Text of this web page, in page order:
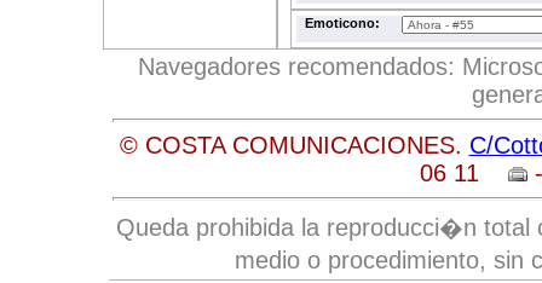
Emoticono:
Navegadores recomendados:
© COSTA COMUNICACIONES. C/
06 11
-
Queda prohibida la reproducci�n total
medio o procedimiento, sin